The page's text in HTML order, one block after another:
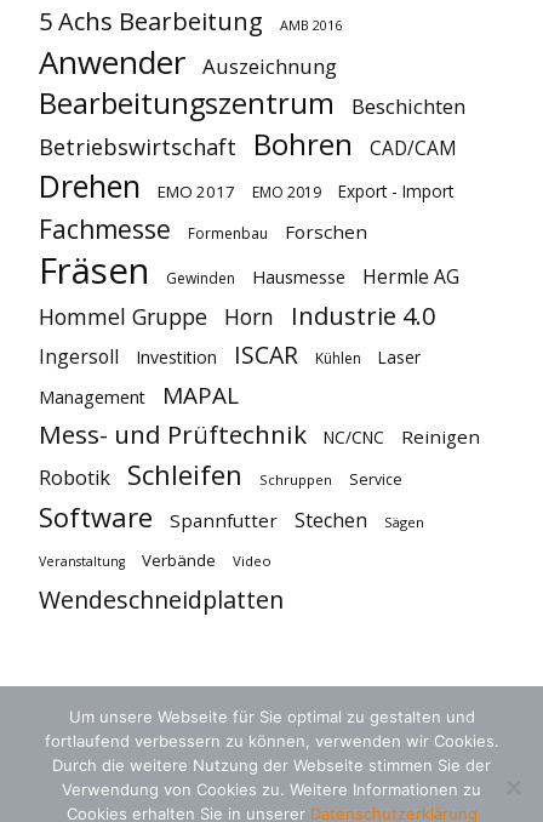
5 Achs Bearbeitung AMB 2016
Anwender Auszeichnung
Bearbeitungszentrum Beschichten
Betriebswirtschaft Bohren CAD/CAM
Drehen EMO 2017 EMO 2019 Export - Import
Fachmesse Formenbau Forschen
Fräsen Gewinden Hausmesse Hermle AG
Hommel Gruppe Horn Industrie 4.0
Ingersoll Investition ISCAR Kühlen
Laser
Management
MAPAL
Mess- und Prüftechnik NC/CNC Reinigen
Robotik Schleifen Schruppen Service
Software Spannfutter Stechen Sägen
Veranstaltung Verbände Video
Wendeschneidplatten
AGB Datenschutz Kontakt
Um unsere Webseite für Sie optimal zu gestalten und
fortlaufend verbessern zu können, verwenden wir Cookies.
Durch die weitere Nutzung der Webseite stimmen Sie der
Verwendung von Cookies zu. Weitere Informationen zu
Cookies erhalten Sie in unserer Datenschutzerklärung